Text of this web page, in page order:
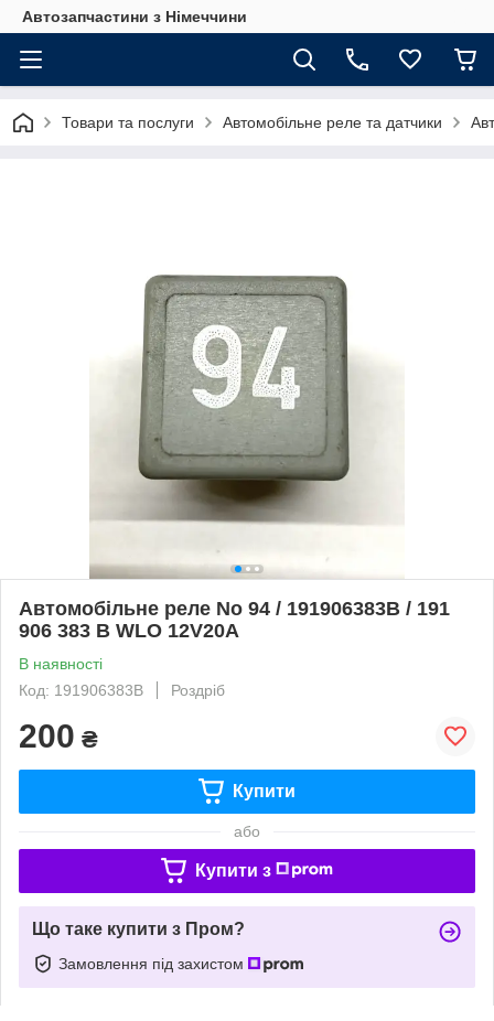
Автозапчастини з Німеччини
Товари та послуги Автомобільне реле та датчики
Автомобільне реле No 94 / 191906383B / 191
906 383 B WLO 12V20A
В наявності
Код: 191906383B
Роздріб
200 ₴
Купити
або
Купити з
Що таке купити з Пром?
Замовлення під захистом